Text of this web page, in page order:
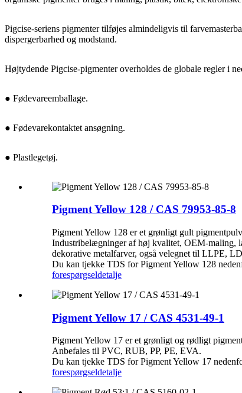
Pigcise-seriens pigmenter tilføjes almindeligvis til
dispergerbarhed og modstand.
Højtydende Pigcise-pigmenter overholdes de globale regler i
● Fødevareemballage.
● Fødevarekontaktet ansøgning.
● Plastlegetøj.
Pigment Yellow 128 / CAS 79953-85-8
Pigment Yellow 128 er et grønligt gult
Industribelægninger af høj kvalitet, OEM-maling,
dekorative metalfarver, også velegnet til LLPE,
Du kan tjekke TDS for Pigment Yellow 128
forespørgseldetalje
Pigment Yellow 17 / CAS 4531-49-1
Pigment Yellow 17 er et grønligt og rødligt
Anbefales til PVC, RUB, PP, PE, EVA.
Du kan tjekke TDS for Pigment Yellow 17
forespørgseldetalje